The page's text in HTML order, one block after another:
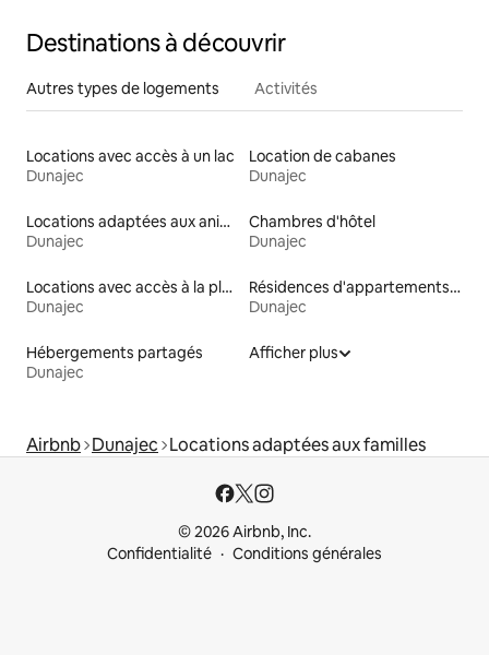
Destinations à découvrir
Autres types de logements Activités
Locations avec accès à un lac
Dunajec
Location de cabanes
Dunajec
Locations adaptées aux animaux
Dunajec
Chambres d'hôtel
Dunajec
Locations avec accès à la plage
Dunajec
Résidences d'appartements en location
Dunajec
Hébergements partagés
Dunajec
Afficher plus
Airbnb Dunajec Locations adaptées aux familles
© 2026 Airbnb, Inc.
Confidentialité
Conditions générales